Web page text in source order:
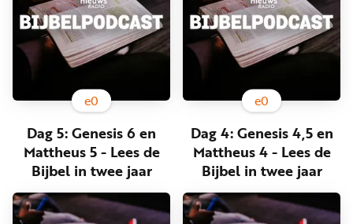
e0
Dag 5: Genesis 6 en
Mattheus 5 - Lees de
Bijbel in twee jaar
e0
Dag 4: Genesis 4,5 en
Mattheus 4 - Lees de
Bijbel in twee jaar